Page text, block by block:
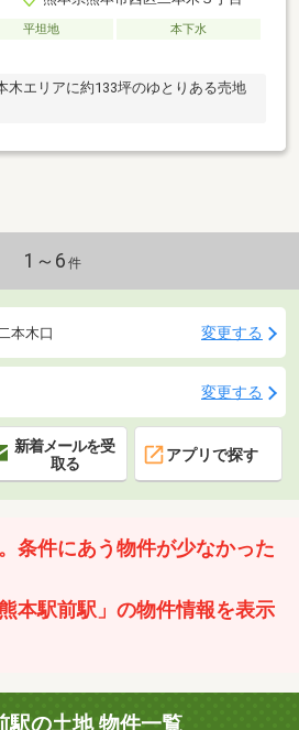
平坦地
本下水
エリアに約133坪のゆとりある売地
1～6 件
本木口 変更する
変更する
新着メールを受
取る
アプリで探す
条件にあう物件が少なかった
本駅前駅」の物件情報を表示
駅の土地 物件一覧